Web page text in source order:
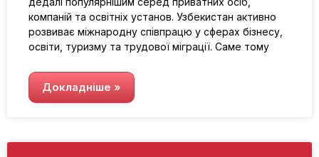
компаній та освітніх установ. Узбекистан активно
розвиває міжнародну співпрацю у сферах бізнесу,
освіти, туризму та трудової міграції. Саме тому
Докладніше »